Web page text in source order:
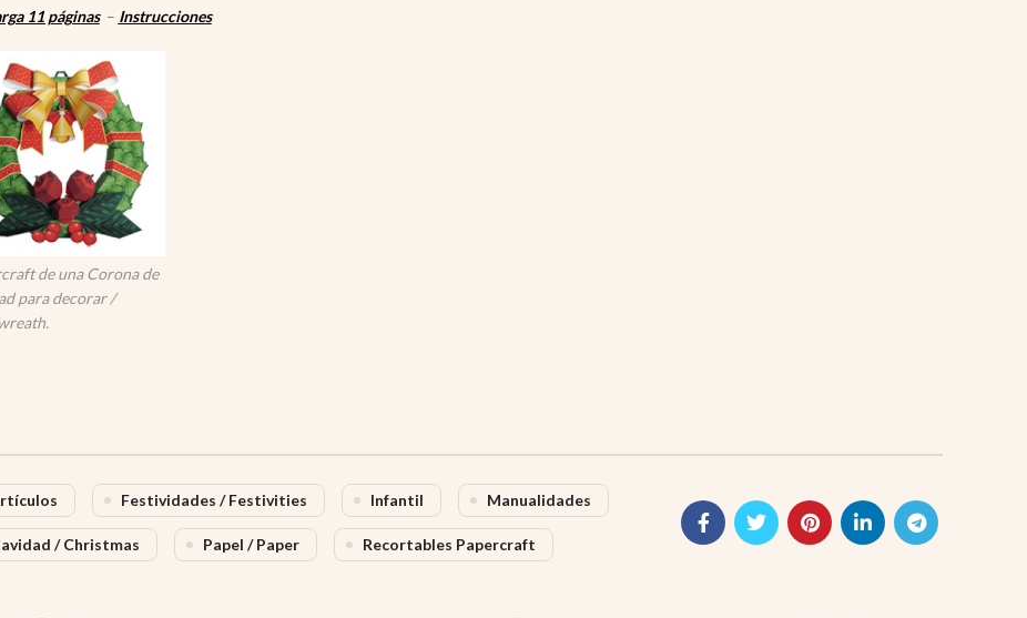
11 páginas– Instrucciones
de una Corona de
para decorar /
Festividades / Festivities Infantil Manualidades
/ Christmas Papel / Paper Recortables Papercraft